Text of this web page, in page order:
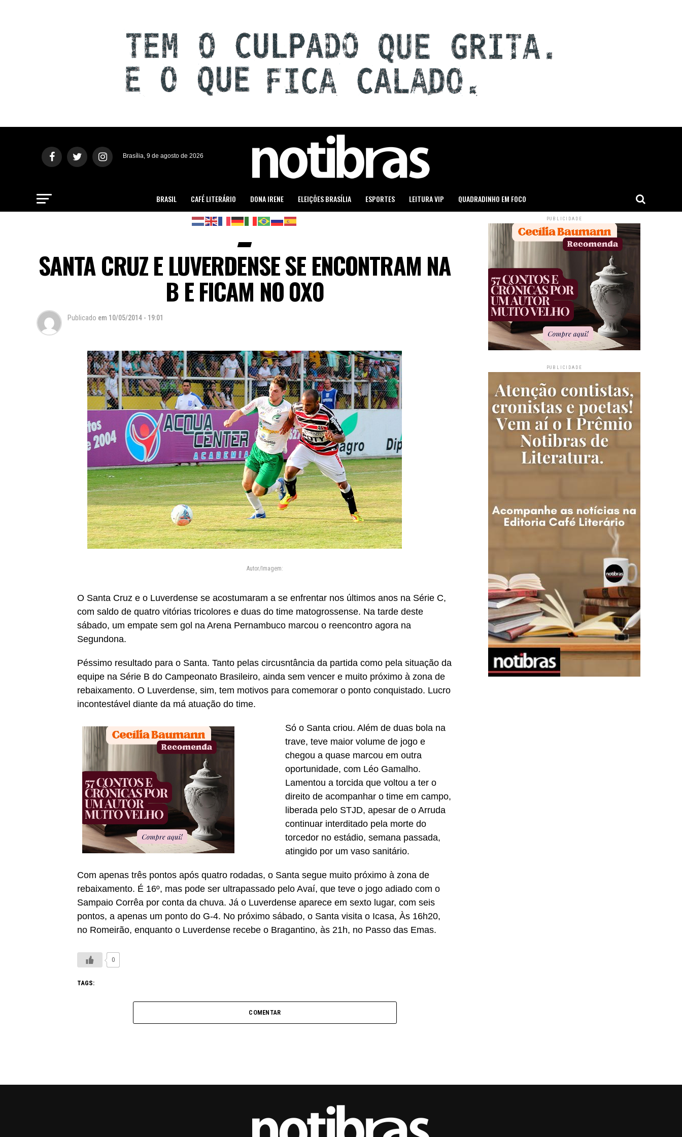
Brasília, 9 de agosto de 2026
BRASIL CAFÉ LITERÁRIO DONA IRENE ELEIÇÕES BRASÍLIA ESPORTES LEITURA VIP QUADRADINHO EM FOCO
SANTA CRUZ E LUVERDENSE SE ENCONTRAM NA
B E FICAM NO 0X0
Publicado em 10/05/2014 - 19:01
Autor/Imagem:
O Santa Cruz e o Luverdense se acostumaram a se enfrentar nos últimos anos na Série C,
com saldo de quatro vitórias tricolores e duas do time matogrossense. Na tarde deste
sábado, um empate sem gol na Arena Pernambuco marcou o reencontro agora na
Segundona.
Péssimo resultado para o Santa. Tanto pelas circusntância da partida como pela situação da
equipe na Série B do Campeonato Brasileiro, ainda sem vencer e muito próximo à zona de
rebaixamento. O Luverdense, sim, tem motivos para comemorar o ponto conquistado. Lucro
incontestável diante da má atuação do time.
Só o Santa criou. Além de duas bola na
trave, teve maior volume de jogo e
chegou a quase marcou em outra
oportunidade, com Léo Gamalho.
Lamentou a torcida que voltou a ter o
direito de acompanhar o time em campo,
liberada pelo STJD, apesar de o Arruda
continuar interditado pela morte do
torcedor no estádio, semana passada,
atingido por um vaso sanitário.
Com apenas três pontos após quatro rodadas, o Santa segue muito próximo à zona de
rebaixamento. É 16º, mas pode ser ultrapassado pelo Avaí, que teve o jogo adiado com o
Sampaio Corrêa por conta da chuva. Já o Luverdense aparece em sexto lugar, com seis
pontos, a apenas um ponto do G-4. No próximo sábado, o Santa visita o Icasa, Às 16h20,
no Romeirão, enquanto o Luverdense recebe o Bragantino, às 21h, no Passo das Emas.
0
TAGS:
COMENTAR
PUBLICIDADE
PUBLICIDADE